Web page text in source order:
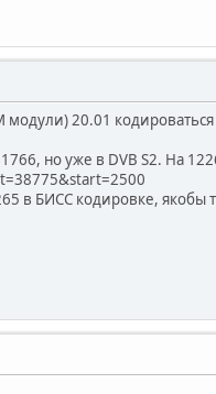
20.01
но уже в DVB S2. На
в БИСС кодировке, якобы